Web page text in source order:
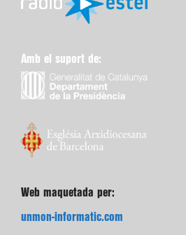
Amb el suport de:
Web maquetada per:
unmon-informatic.com